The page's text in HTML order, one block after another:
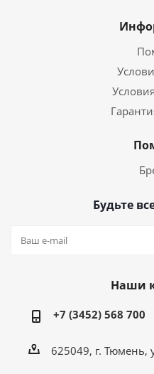
Будьте
Наши
+7 (3452) 568 700
​625049, г. Тюмень,